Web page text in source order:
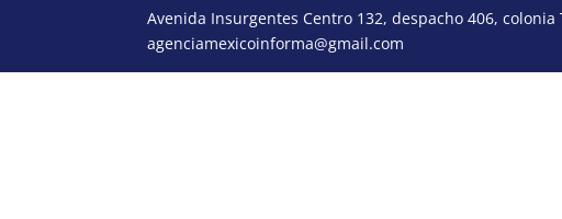
Avenida Insurgentes Centro 132, despacho 406,
agenciamexicoinforma@gmail.com